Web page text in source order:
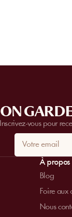
ON
Inscrivez-vous pour
À propos
Blog
Foire aux
Nous